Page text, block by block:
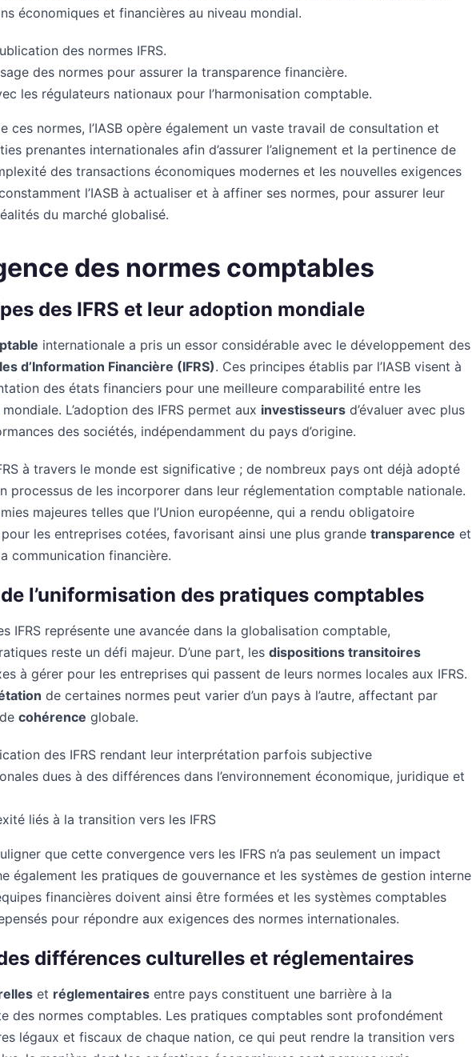
économiques et financières au niveau mondial.
des normes IFRS.
des normes pour assurer la transparence financière.
les régulateurs nationaux pour l’harmonisation comptable.
ces normes, l’IASB opère également un vaste travail de consultation et
prenantes internationales afin d’assurer l’alignement et la pertinence de
des transactions économiques modernes et les nouvelles exigences
l’IASB à actualiser et à affiner ses normes, pour assurer leur
du marché globalisé.
des normes comptables
des IFRS et leur adoption mondiale
internationale a pris un essor considérable avec le développement des
d’Information Financière (IFRS). Ces principes établis par l’IASB visent à
des états financiers pour une meilleure comparabilité entre les
L’adoption des IFRS permet aux investisseurs d’évaluer avec plus
des sociétés, indépendamment du pays d’origine.
à travers le monde est significative ; de nombreux pays ont déjà adopté
processus de les incorporer dans leur réglementation comptable nationale.
majeures telles que l’Union européenne, qui a rendu obligatoire
pour les entreprises cotées, favorisant ainsi une plus grande transparence et
communication financière.
l’uniformisation des pratiques comptables
IFRS représente une avancée dans la globalisation comptable,
reste un défi majeur. D’une part, les dispositions transitoires
à gérer pour les entreprises qui passent de leurs normes locales aux IFRS.
de certaines normes peut varier d’un pays à l’autre, affectant par
cohérence globale.
des IFRS rendant leur interprétation parfois subjective
dues à des différences dans l’environnement économique, juridique et
liés à la transition vers les IFRS
que cette convergence vers les IFRS n’a pas seulement un impact
également les pratiques de gouvernance et les systèmes de gestion interne
financières doivent ainsi être formées et les systèmes comptables
pour répondre aux exigences des normes internationales.
différences culturelles et réglementaires
et réglementaires entre pays constituent une barrière à la
des normes comptables. Les pratiques comptables sont profondément
légaux et fiscaux de chaque nation, ce qui peut rendre la transition vers